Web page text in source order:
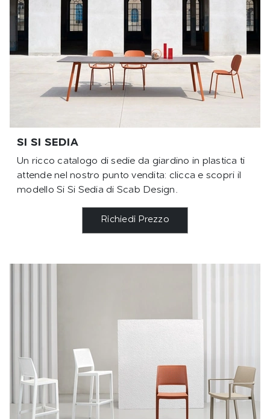
SI SI SEDIA
Un ricco catalogo di sedie da giardino in plastica ti
attende nel nostro punto vendita: clicca e scopri il
modello Si Si Sedia di Scab Design.
Richiedi Prezzo